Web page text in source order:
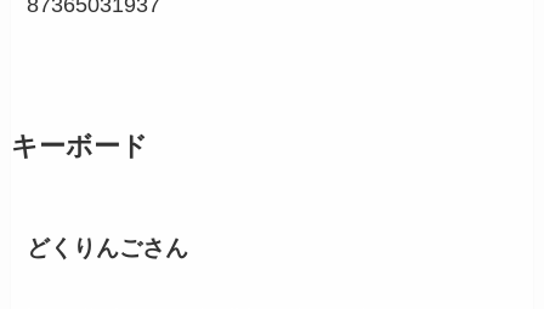
キーボード
どくりんごさん